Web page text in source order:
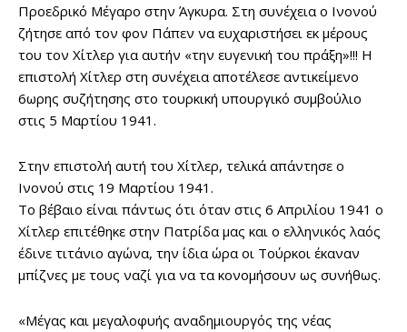
Προεδρικό Μέγαρο στην Άγκυρα. Στη συνέχεια ο Ινονού
ζήτησε από τον φον Πάπεν να ευχαριστήσει εκ μέρους
του τον Χίτλερ για αυτήν «την ευγενική του πράξη»!!! Η
επιστολή Χίτλερ στη συνέχεια αποτέλεσε αντικείμενο
6ωρης συζήτησης στο τουρκική υπουργικό συμβούλιο
στις 5 Μαρτίου 1941.
Στην επιστολή αυτή του Χίτλερ, τελικά απάντησε ο
Ινονού στις 19 Μαρτίου 1941.
Το βέβαιο είναι πάντως ότι όταν στις 6 Απριλίου 1941 ο
Χίτλερ επιτέθηκε στην Πατρίδα μας και ο ελληνικός λαός
έδινε τιτάνιο αγώνα, την ίδια ώρα οι Τούρκοι έκαναν
μπίζνες με τους ναζί για να τα κονομήσουν ως συνήθως.
«Μέγας και μεγαλοφυής αναδημιουργός της νέας